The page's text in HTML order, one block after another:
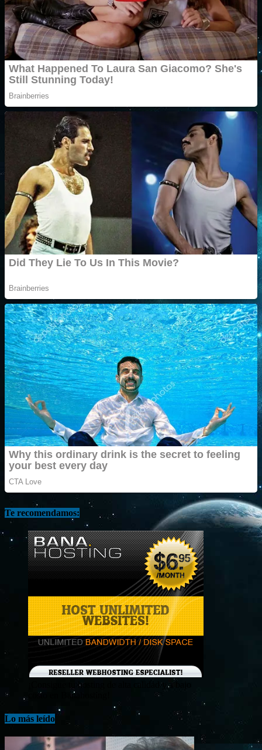
Te recomendamos:
¡Consigue tu hosting de alta calidad y a bajo
costo en Banahosting!
Lo más leído